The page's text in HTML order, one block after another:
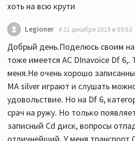
хоть на всю крути
Legioner 21 декабря 2019 в 09:53
Добрый день.Поделюсь своим
тоже имеется АС DInavoice Df 6,.
меня.Не очень хорошо
MA silver играют и слушать
удовольствие. Но на Df 6,
срач на ружу. Но только
записный Cd диск, вопросы